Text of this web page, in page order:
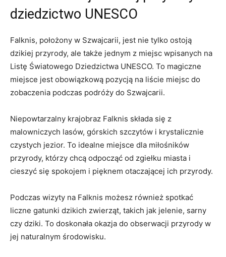
dziedzictwo UNESCO
Falknis, położony w Szwajcarii, jest nie tylko ostoją
dzikiej przyrody, ale także jednym z miejsc wpisanych na
Listę Światowego Dziedzictwa UNESCO. To magiczne
miejsce jest obowiązkową pozycją na liście miejsc do
zobaczenia podczas podróży do Szwajcarii.
Niepowtarzalny krajobraz Falknis składa się z
malowniczych lasów, górskich szczytów i krystalicznie
czystych jezior. To idealne miejsce dla miłośników
przyrody, którzy chcą odpocząć od zgiełku miasta i
cieszyć się spokojem i pięknem otaczającej ich przyrody.
Podczas wizyty na Falknis możesz również spotkać
liczne gatunki dzikich zwierząt, takich jak jelenie, sarny
czy dziki. To doskonała okazja do obserwacji przyrody w
jej naturalnym środowisku.